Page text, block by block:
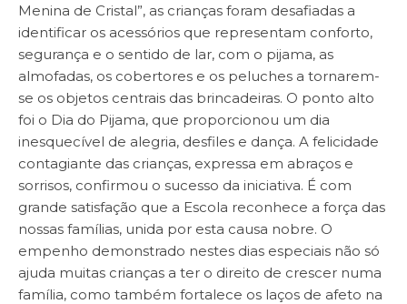
Menina de Cristal”, as crianças foram desafiadas a
identificar os acessórios que representam conforto,
segurança e o sentido de lar, com o pijama, as
almofadas, os cobertores e os peluches a tornarem-
se os objetos centrais das brincadeiras. O ponto alto
foi o Dia do Pijama, que proporcionou um dia
inesquecível de alegria, desfiles e dança. A felicidade
contagiante das crianças, expressa em abraços e
sorrisos, confirmou o sucesso da iniciativa. É com
grande satisfação que a Escola reconhece a força das
nossas famílias, unida por esta causa nobre. O
empenho demonstrado nestes dias especiais não só
ajuda muitas crianças a ter o direito de crescer numa
família, como também fortalece os laços de afeto na